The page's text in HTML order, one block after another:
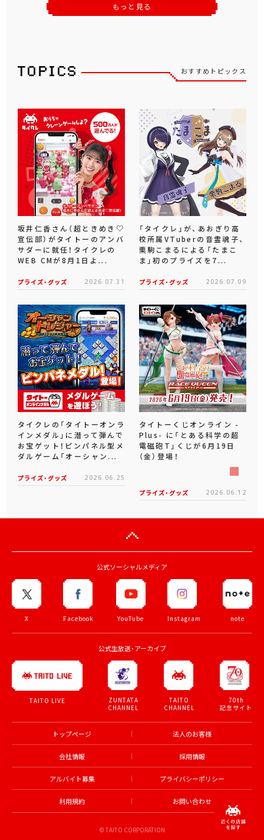
もっと見る
おすすめトピックス
坂井仁香さん（超ときめき♡
宣伝部）がタイトーのアンバ
サダーに就任！タイクレの
WEB CMが8月1日よ...
プライズ・グッズ 2026.07.31
「タイクレ」が、あおぎり高
校所属VTuberの音霊魂子、
栗駒こまるによる「たまこ
ま」初のプライズを7...
プライズ・グッズ 2026.07.09
タイクレの「タイトーオンラ
インメダル」に潜って弾んで
お宝ゲット！ピンパネル型メ
ダルゲーム「オーシャン...
プライズ・グッズ 2026.06.25
タイトーくじオンライン -
Plus- に「とある科学の超
電磁砲T」くじが6月19日
（金）登場！
プライズ・グッズ 2026.06.12
公式ソーシャルメディア
X Facebook YouTube Instagram note
公式生放送・アーカイブ
TAITO LIVE
ZUNTATA
CHANNEL
TAITO
CHANNEL
70th
記念サイト
トップページ 法人のお客様
会社情報 採用情報
アルバイト募集 プライバシーポリシー
利用規約 お問い合わせ
© TAITO CORPORATION